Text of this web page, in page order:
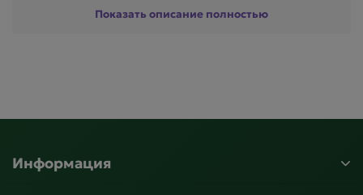
Закажите материалы для забора с доставкой в Раменское,
Показать описание полностью
Информация